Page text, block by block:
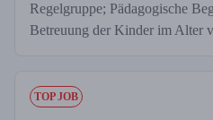
Regelgruppe; Pädagogische
Betreuung der Kinder im Alter
TOP JOB